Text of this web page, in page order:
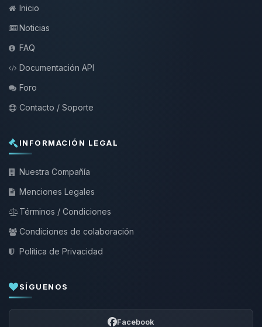
Inicio
Noticias
FAQ
Documentación API
Foro
Contacto / Soporte
INFORMACIÓN LEGAL
Nuestra Compañía
Menciones Legales
Términos / Condiciones
Condiciones de colaboración
Política de Privacidad
SÍGUENOS
Facebook